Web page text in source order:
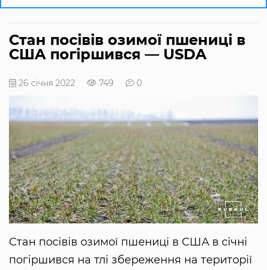
Стан посівів озимої пшениці в
США погіршився — USDA
26 січня 2022 749 0
Стан посівів озимої пшениці в США в січні
погіршився на тлі збереження на території